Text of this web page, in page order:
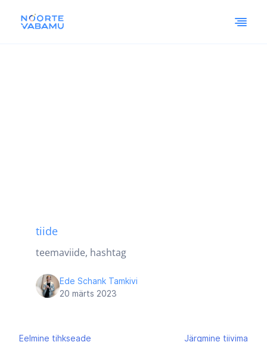
tiide
teemaviide, hashtag
Ede Schank Tamkivi
20 märts 2023
Eelmine tihkseade Järgmine tiivima